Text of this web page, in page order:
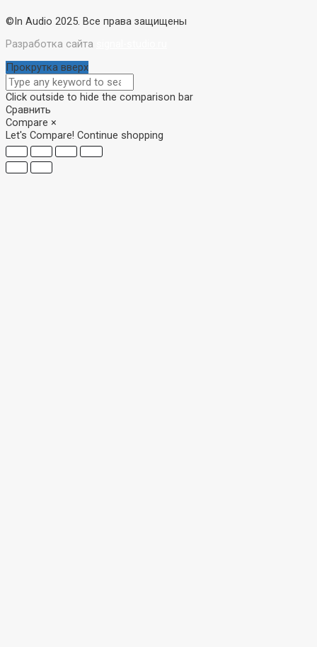
©In Audio 2025. Все права защищены
Разработка сайта
Прокрутка вверх
Click outside to hide the comparison bar
Сравнить
Compare ×
Let's Compare! Continue shopping